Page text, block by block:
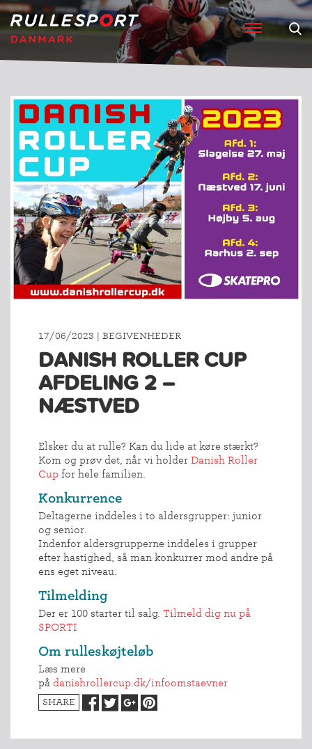
17/06/2023 | BEGIVENHEDER
DANISH ROLLER CUP
AFDELING 2 –
NÆSTVED
Elsker du at rulle? Kan du lide at køre stærkt?
Kom og prøv det, når vi holder Danish Roller
Cup for hele familien.
Konkurrence
Deltagerne inddeles i to aldersgrupper: junior
og senior.
Indenfor aldersgrupperne inddeles i grupper
efter hastighed, så man konkurrer mod andre på
ens eget niveau.
Tilmelding
Der er 100 starter til salg. Tilmeld dig nu på
SPORTI
Om rulleskøjteløb
Læs mere
på danishrollercup.dk/infoomstaevner
SHARE